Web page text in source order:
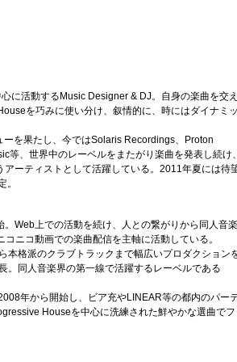
に活動するMusic Designer & DJ。自身の楽曲を交
を巧みに使い分け、叙情的に、時にはダイナミ
を果たし、今ではSolaris Recordings、Proton
等、世界中のレーベルをまたがり楽曲を発表し続け
ーティストとして活躍している。2011年夏には待
Web上での活動を続け、人との繋がりから同人音楽
ニコ動画での楽曲配信を主軸に活動している。
本格派のクラブトラックまで幅広いプロダクション
。同人音楽界の第一線で活躍するレーベルである
年から開始し、ビア充やLINEAR等の都内のパー
Houseを中心に洗練された鮮やかな選曲でフ